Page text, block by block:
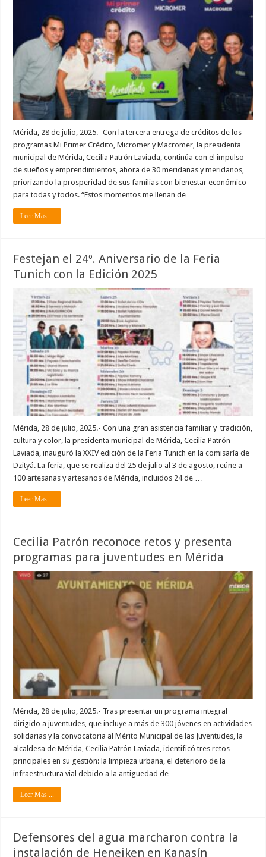
Mérida, 28 de julio, 2025.- Con la tercera entrega de créditos de los
programas Mi Primer Crédito, Micromer y Macromer, la presidenta
municipal de Mérida, Cecilia Patrón Laviada, continúa con el impulso
de sueños y emprendimientos, ahora de 30 meridanas y meridanos,
priorizando la prosperidad de sus familias con bienestar económico
para todas y todos. “Estos momentos me llenan de …
Leer Mas ...
Festejan el 24º. Aniversario de la Feria
Tunich con la Edición 2025
Mérida, 28 de julio, 2025.- Con una gran asistencia familiar y tradición,
cultura y color, la presidenta municipal de Mérida, Cecilia Patrón
Laviada, inauguró la XXIV edición de la Feria Tunich en la comisaría de
Dzityá. La feria, que se realiza del 25 de julio al 3 de agosto, reúne a
100 artesanas y artesanos de Mérida, incluidos 24 de …
Leer Mas ...
Cecilia Patrón reconoce retos y presenta
programas para juventudes en Mérida
Mérida, 28 de julio, 2025.- Tras presentar un programa integral
dirigido a juventudes, que incluye a más de 300 jóvenes en actividades
solidarias y la convocatoria al Mérito Municipal de las Juventudes, la
alcaldesa de Mérida, Cecilia Patrón Laviada, identificó tres retos
principales en su gestión: la limpieza urbana, el deterioro de la
infraestructura vial debido a la antigüedad de …
Leer Mas ...
Defensores del agua marcharon contra la
instalación de Heneiken en Kanasín